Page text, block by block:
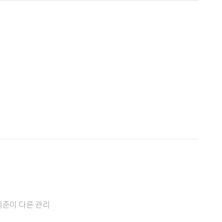
이 다른 관리